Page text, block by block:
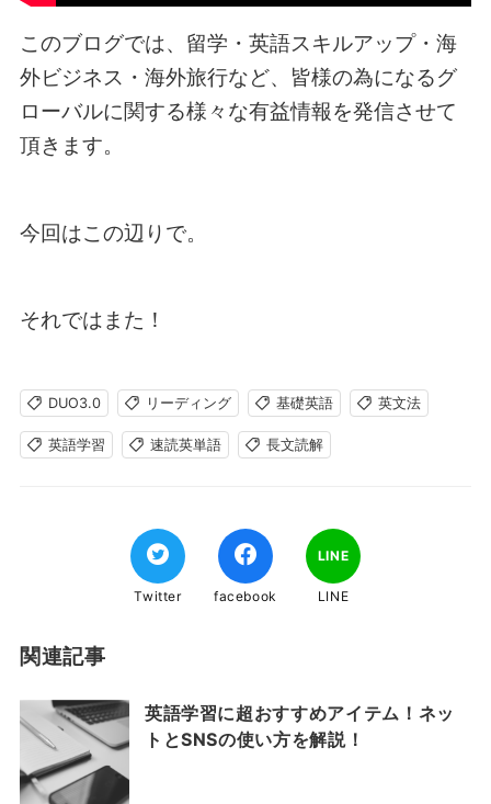
このブログでは、留学・英語スキルアップ・海
外ビジネス・海外旅行など、皆様の為になるグ
ローバルに関する様々な有益情報を発信させて
頂きます。
今回はこの辺りで。
それではまた！
DUO3.0 リーディング 基礎英語 英文法
英語学習 速読英単語 長文読解
Twitter facebook
LINE
LINE
関連記事
英語学習に超おすすめアイテム！ネッ
トとSNSの使い方を解説！